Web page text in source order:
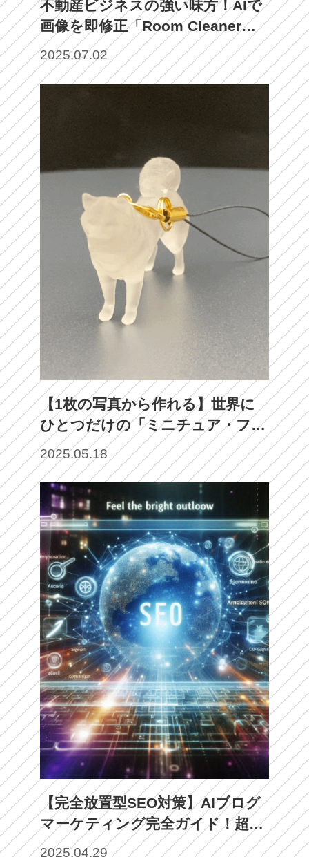
不動産ビジネスの強い味方！AIで
画像を即修正「Room Cleaner」
の実力とは
2025.07.02
【1枚の写真から作れる】世界に
ひとつだけの「ミニチュア・フィ
ギュアチャーム」誕生！
2025.05.18
【完全放置型SEO対策】AIブログ
マーケティング完全ガイド！超簡
単・最強の集客マシーン
2025.04.29